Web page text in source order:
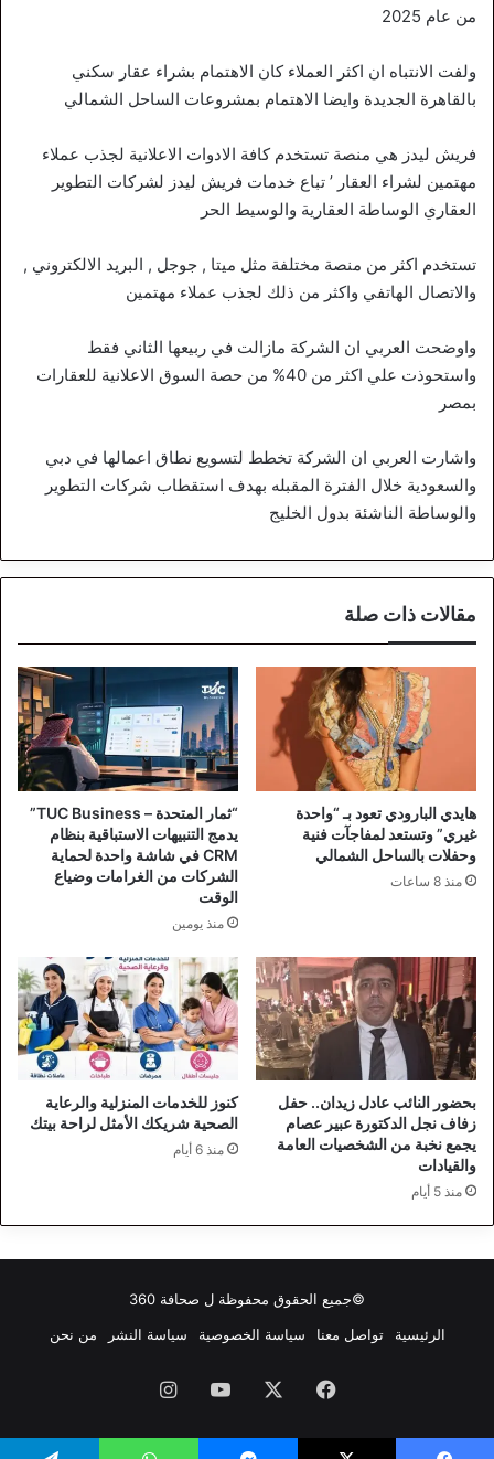
من عام 2025
ولفت الانتباه ان اكثر العملاء كان الاهتمام بشراء عقار سكني
بالقاهرة الجديدة وايضا الاهتمام بمشروعات الساحل الشمالي
فريش ليدز هي منصة تستخدم كافة الادوات الاعلانية لجذب عملاء
مهتمين لشراء العقار ’ تباع خدمات فريش ليدز لشركات التطوير
العقاري الوساطة العقارية والوسيط الحر
تستخدم اكثر من منصة مختلفة مثل ميتا , جوجل , البريد الالكتروني ,
والاتصال الهاتفي واكثر من ذلك لجذب عملاء مهتمين
واوضحت العربي ان الشركة مازالت في ربيعها الثاني فقط
واستحوذت علي اكثر من 40% من حصة السوق الاعلانية للعقارات
بمصر
واشارت العربي ان الشركة تخطط لتسويع نطاق اعمالها في دبي
والسعودية خلال الفترة المقبله بهدف استقطاب شركات التطوير
والوساطة الناشئة بدول الخليج
مقالات ذات صلة
هايدي البارودي تعود بـ “واحدة
غيري” وتستعد لمفاجآت فنية
وحفلات بالساحل الشمالي
منذ 8 ساعات
“ثمار المتحدة – TUC Business”
يدمج التنبيهات الاستباقية بنظام
CRM في شاشة واحدة لحماية
الشركات من الغرامات وضياع
الوقت
منذ يومين
بحضور النائب عادل زيدان.. حفل
زفاف نجل الدكتورة عبير عصام
يجمع نخبة من الشخصيات العامة
والقيادات
منذ 5 أيام
كنوز للخدمات المنزلية والرعاية
الصحية شريكك الأمثل لراحة بيتك
منذ 6 أيام
©جميع الحقوق محفوظة ل صحافة 360
الرئيسية
تواصل معنا سياسة الخصوصية سياسة النشر من نحن
فيسبوك ‫YouTube